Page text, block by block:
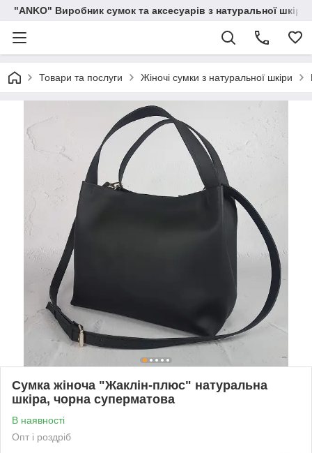
"ANKO" Виробник сумок та аксесуарів з натуральної шкіри.
Товари та послуги Жіночі сумки з натуральної шкіри
Сумка жіноча "Жаклін-плюс" натуральна
шкіра, чорна суперматова
В наявності
Опт і роздріб